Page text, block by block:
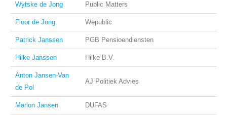
Wytske de Jong Public Matters
Floor de Jong Wepublic
Patrick Janssen PGB Pensioendiensten
Hilke Janssen Hilke B.V.
Anton Jansen-Van
de Pol
AJ Politiek Advies
Marlon Jansen DUFAS